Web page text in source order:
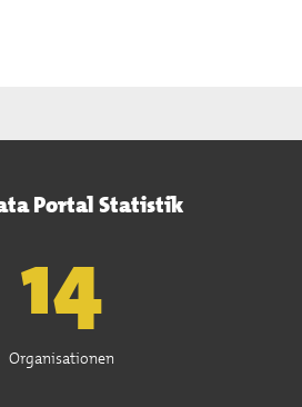
Portal Statistik
15
Organisationen